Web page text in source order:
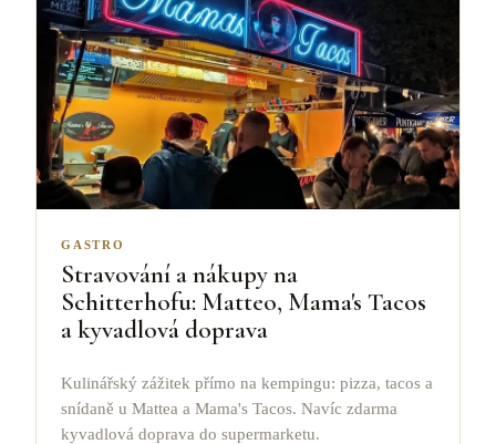
GASTRO
Stravování a nákupy na
Schitterhofu: Matteo, Mama's Tacos
a kyvadlová doprava
Kulinářský zážitek přímo na kempingu: pizza, tacos a
snídaně u Mattea a Mama's Tacos. Navíc zdarma
kyvadlová doprava do supermarketu.